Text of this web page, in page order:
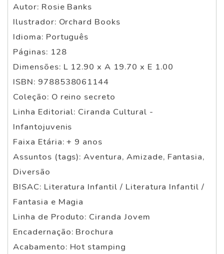
Autor: Rosie Banks
Ilustrador: Orchard Books
Idioma: Português
Páginas: 128
Dimensões: L 12.90 x A 19.70 x E 1.00
ISBN: 9788538061144
Coleção: O reino secreto
Linha Editorial: Ciranda Cultural -
Infantojuvenis
Faixa Etária: + 9 anos
Assuntos (tags): Aventura, Amizade, Fantasia,
Diversão
BISAC: Literatura Infantil / Literatura Infantil /
Fantasia e Magia
Linha de Produto: Ciranda Jovem
Encadernação: Brochura
Acabamento: Hot stamping